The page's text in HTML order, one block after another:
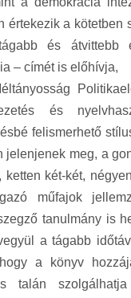
értekezik a kötetben
és átvittebb
– címét is előhívja,
és
felismerhető
jelenjenek meg, a
két-két,
műfajok
tanulmány is
a tágabb
a könyv
talán